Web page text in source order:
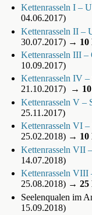
Kettenrasseln I –
04.06.2017)
Kettenrasseln II –
30.07.2017) → 10
Kettenrasseln III –
10.09.2017)
Kettenrasseln IV
21.10.2017)
→ 10
Kettenrasseln V –
25.11.2017)
Kettenrasseln VI –
25.02.2018) → 10
Kettenrasseln VII
14.07.2018)
Kettenrasseln VIII
25.08.2018) → 25
Seelenqualen im
15.09.2018)